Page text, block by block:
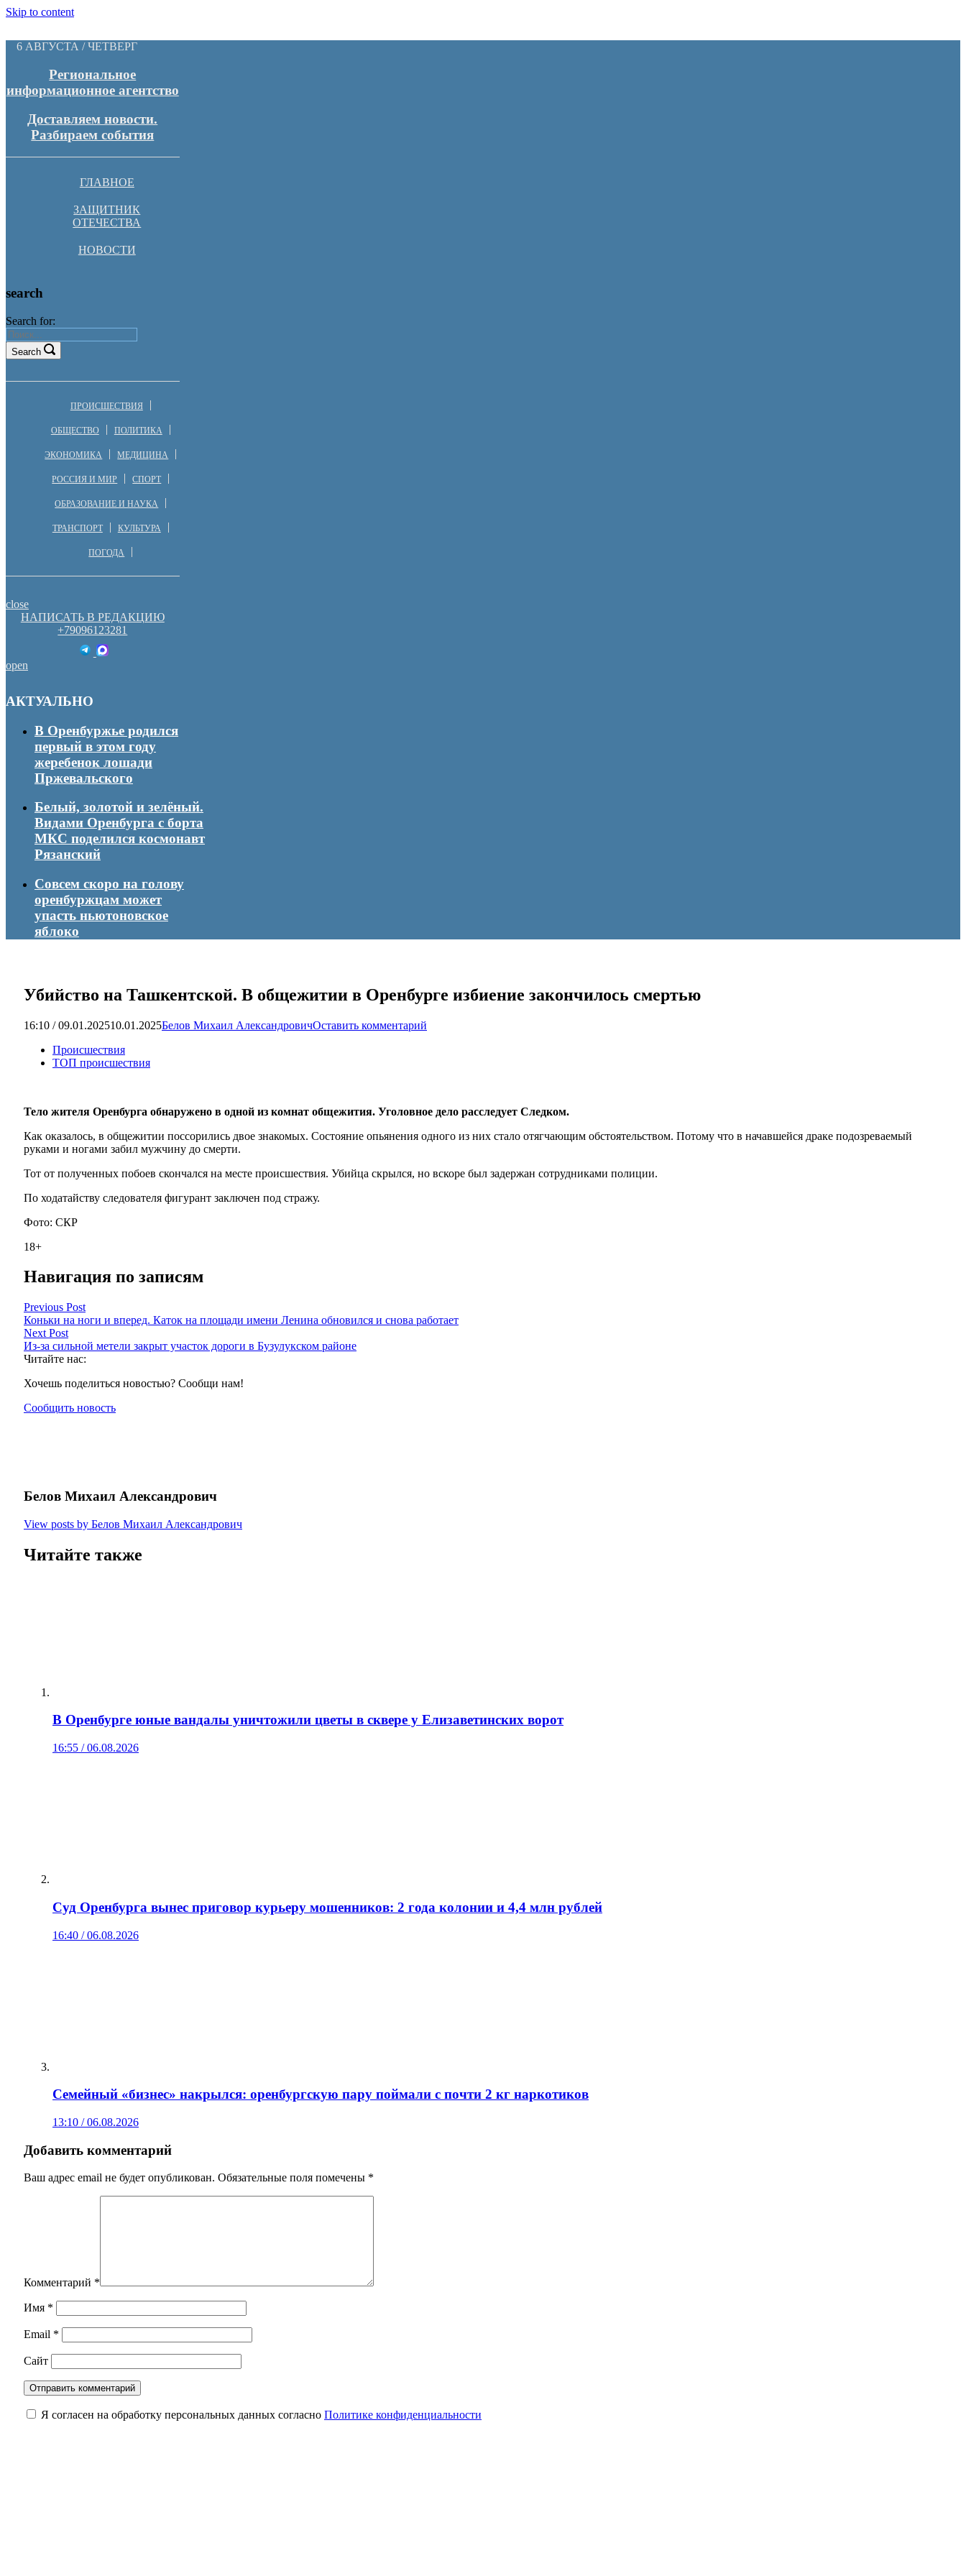
Skip to content
6 АВГУСТА / ЧЕТВЕРГ
Региональное
информационное агентство
Доставляем новости.
Разбираем события
ГЛАВНОЕ
ЗАЩИТНИК
ОТЕЧЕСТВА
НОВОСТИ
search
Search for:
Search
ПРОИСШЕСТВИЯ
ОБЩЕСТВО ПОЛИТИКА
ЭКОНОМИКА МЕДИЦИНА
РОССИЯ И МИР СПОРТ
ОБРАЗОВАНИЕ И НАУКА
ТРАНСПОРТ КУЛЬТУРА
ПОГОДА
close
НАПИСАТЬ В РЕДАКЦИЮ
+79096123281
open
АКТУАЛЬНО
В Оренбуржье родился
первый в этом году
жеребенок лошади
Пржевальского
Белый, золотой и зелёный.
Видами Оренбурга с борта
МКС поделился космонавт
Рязанский
Совсем скоро на голову
оренбуржцам может
упасть ньютоновское
яблоко
Убийство на Ташкентской. В общежитии в Оренбурге избиение закончилось смертью
16:10 / 09.01.202510.01.2025Белов Михаил АлександровичОставить комментарий
Происшествия
ТОП происшествия
Тело жителя Оренбурга обнаружено в одной из комнат общежития. Уголовное дело расследует Следком.
Как оказалось, в общежитии поссорились двое знакомых. Состояние опьянения одного из них стало отягчающим обстоятельством. Потому что в начавшейся драке подозреваемый
руками и ногами забил мужчину до смерти.
Тот от полученных побоев скончался на месте происшествия. Убийца скрылся, но вскоре был задержан сотрудниками полиции.
По ходатайству следователя фигурант заключен под стражу.
Фото: СКР
18+
Навигация по записям
Previous Post
Коньки на ноги и вперед. Каток на площади имени Ленина обновился и снова работает
Next Post
Из-за сильной метели закрыт участок дороги в Бузулукском районе
Читайте нас:
Хочешь поделиться новостью? Сообщи нам!
Сообщить новость
Белов Михаил Александрович
View posts by Белов Михаил Александрович
Читайте также
В Оренбурге юные вандалы уничтожили цветы в сквере у Елизаветинских ворот
16:55 / 06.08.2026
Суд Оренбурга вынес приговор курьеру мошенников: 2 года колонии и 4,4 млн рублей
16:40 / 06.08.2026
Семейный «бизнес» накрылся: оренбургскую пару поймали с почти 2 кг наркотиков
13:10 / 06.08.2026
Добавить комментарий
Ваш адрес email не будет опубликован. Обязательные поля помечены *
Комментарий *
Имя *
Email *
Сайт
Я согласен на обработку персональных данных согласно Политике конфиденциальности